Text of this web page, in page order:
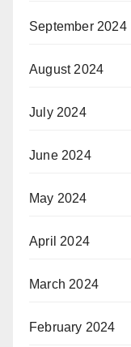
September 2024
August 2024
July 2024
June 2024
May 2024
April 2024
March 2024
February 2024